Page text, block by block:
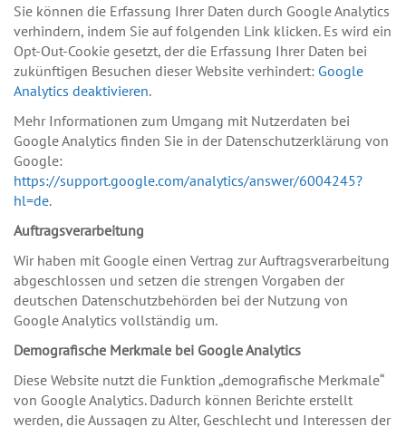
Sie können die Erfassung Ihrer Daten durch Google Analytics
verhindern, indem Sie auf folgenden Link klicken. Es wird ein
Opt-Out-Cookie gesetzt, der die Erfassung Ihrer Daten bei
zukünftigen Besuchen dieser Website verhindert: Google
Analytics deaktivieren.
Mehr Informationen zum Umgang mit Nutzerdaten bei
Google Analytics finden Sie in der Datenschutzerklärung von
Google:
https://support.google.com/analytics/answer/6004245?
hl=de.
Auftragsverarbeitung
Wir haben mit Google einen Vertrag zur Auftragsverarbeitung
abgeschlossen und setzen die strengen Vorgaben der
deutschen Datenschutzbehörden bei der Nutzung von
Google Analytics vollständig um.
Demografische Merkmale bei Google Analytics
Diese Website nutzt die Funktion „demografische Merkmale“
von Google Analytics. Dadurch können Berichte erstellt
werden, die Aussagen zu Alter, Geschlecht und Interessen der